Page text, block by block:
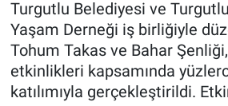
Turgutlu Belediyesi ve
Yaşam Derneği iş birliğiyle
Tohum Takas ve Bahar
etkinlikleri kapsamında
katılımıyla gerçekleştirildi.